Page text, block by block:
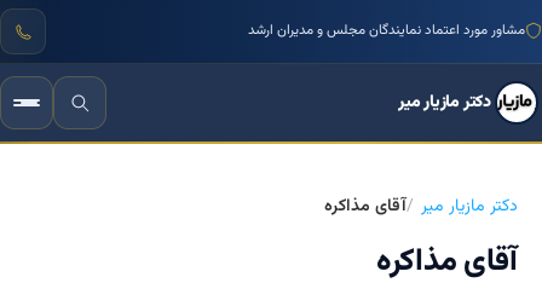
مشاور مورد اعتماد نمایندگان مجلس و مدیران ارشد
منتور بیش از ۱۰۰۰ کسب‌وکار ایرانی
دکتر مازیار میر
دکتر مازیار میر آقای مذاکره
آقای مذاکره